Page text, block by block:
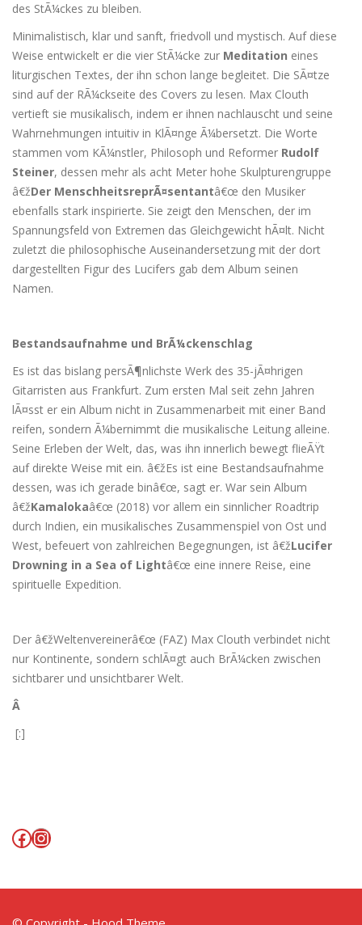
des StÃ¼ckes zu bleiben.
Minimalistisch, klar und sanft, friedvoll und mystisch. Auf diese
Weise entwickelt er die vier StÃ¼cke zur Meditation eines
liturgischen Textes, der ihn schon lange begleitet. Die SÃ¤tze
sind auf der RÃ¼ckseite des Covers zu lesen. Max Clouth
vertieft sie musikalisch, indem er ihnen nachlauscht und seine
Wahrnehmungen intuitiv in KlÃ¤nge Ã¼bersetzt. Die Worte
stammen vom KÃ¼nstler, Philosoph und Reformer Rudolf
Steiner, dessen mehr als acht Meter hohe Skulpturengruppe
â€žDer MenschheitsreprÃ¤sentantâ€œ den Musiker
ebenfalls stark inspirierte. Sie zeigt den Menschen, der im
Spannungsfeld von Extremen das Gleichgewicht hÃ¤lt. Nicht
zuletzt die philosophische Auseinandersetzung mit der dort
dargestellten Figur des Lucifers gab dem Album seinen
Namen.
Bestandsaufnahme und BrÃ¼ckenschlag
Es ist das bislang persÃ¶nlichste Werk des 35-jÃ¤hrigen
Gitarristen aus Frankfurt. Zum ersten Mal seit zehn Jahren
lÃ¤sst er ein Album nicht in Zusammenarbeit mit einer Band
reifen, sondern Ã¼bernimmt die musikalische Leitung alleine.
Seine Erleben der Welt, das, was ihn innerlich bewegt flieÃŸt
auf direkte Weise mit ein. â€žEs ist eine Bestandsaufnahme
dessen, was ich gerade binâ€œ, sagt er. War sein Album
â€žKamalokaâ€œ (2018) vor allem ein sinnlicher Roadtrip
durch Indien, ein musikalisches Zusammenspiel von Ost und
West, befeuert von zahlreichen Begegnungen, ist â€žLucifer
Drowning in a Sea of Lightâ€œ eine innere Reise, eine
spirituelle Expedition.
Der â€žWeltenvereinerâ€œ (FAZ) Max Clouth verbindet nicht
nur Kontinente, sondern schlÃ¤gt auch BrÃ¼cken zwischen
sichtbarer und unsichtbarer Welt.
Â
[:]
Facebook
Instagram